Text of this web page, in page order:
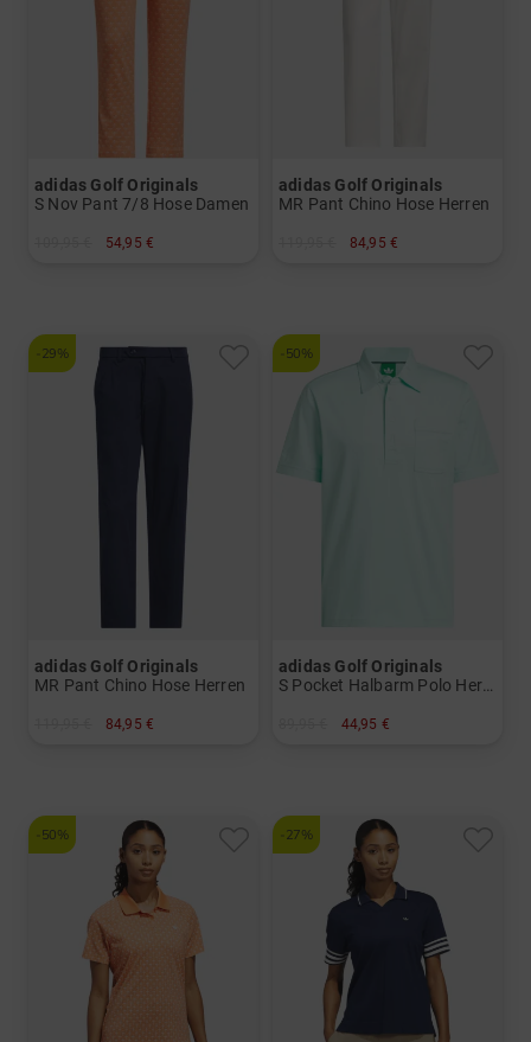
adidas Golf Originals
S Nov Pant 7/8 Hose Damen
54,95 €
adidas Golf Originals
MR Pant Chino Hose Herren
84,95 €
-29%
adidas Golf Originals
MR Pant Chino Hose Herren
84,95 €
-50%
adidas Golf Originals
S Pocket Halbarm Polo Herren
44,95 €
-50% -27%